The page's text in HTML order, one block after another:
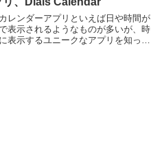
レンダーアプリといえば日や時間が
表示されるようなものが多いが、時
表示するユニークなアプリを知った